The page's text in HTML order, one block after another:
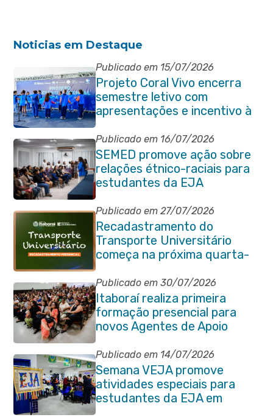
Noticias em Destaque
Publicado em 15/07/2026
Projeto Coral Vivo encerra
semestre letivo com
apresentações e incentivo à
preservação ambiental em
Itaboraí
Publicado em 16/07/2026
SEMED promove ação sobre
relações étnico-raciais para
estudantes da EJA
Publicado em 27/07/2026
Recadastramento do
Transporte Universitário
começa na próxima quarta-
feira (29/07)
Publicado em 30/07/2026
Itaboraí realiza primeira
formação presencial para
novos Agentes de Apoio
Escolar
Publicado em 14/07/2026
Semana VEJA promove
atividades especiais para
estudantes da EJA em
Itaboraí